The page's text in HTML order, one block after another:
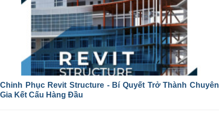
Chinh Phục Revit Structure - Bí Quyết Trở Thành Chuyên
Gia Kết Cấu Hàng Đầu